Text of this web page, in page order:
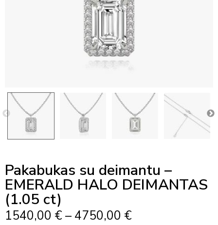
Pakabukas su deimantu –
EMERALD HALO DEIMANTAS
(1.05 ct)
1540,00 € – 4750,00 €